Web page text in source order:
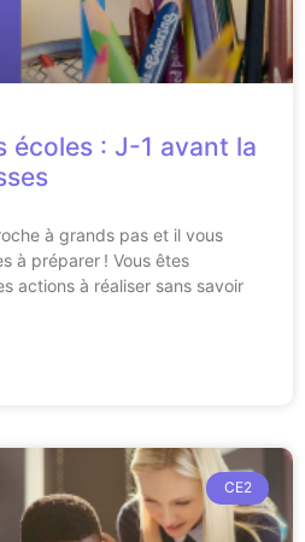
écoles : J-1 avant la
à grands pas et il vous
à préparer ! Vous êtes
actions à réaliser sans savoir
CE2